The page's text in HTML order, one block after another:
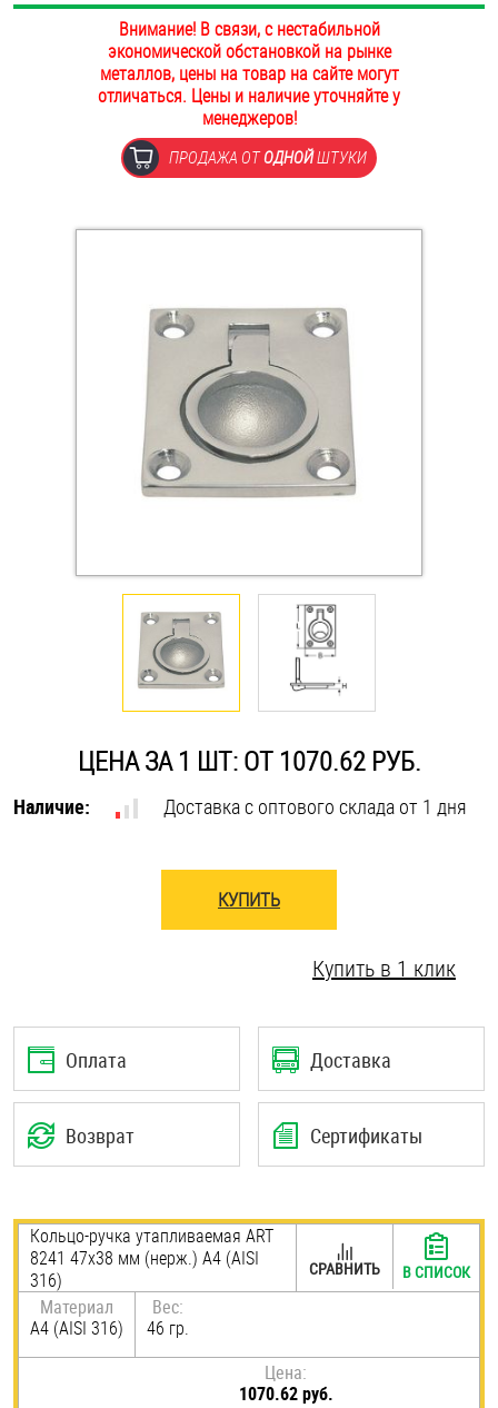
ОПЛАТА И ДОСТАВКА
НАШИ МАГАЗИНЫ
Инструмент
Крюки, кольца с метрической резьбой
Крюки, кольца с шурупной резьбой
Саморезы и шурупы
Стопорные кольца
Такелаж
Шплинты
Штифты и пальцы
Внимание! В связи, с нестабильной
экономической обстановкой на рынке
металлов, цены на товар на сайте могут
отличаться. Цены и наличие уточняйте у
менеджеров!
ПРОДАЖА ОТОДНОЙШТУКИ
ЦЕНА ЗА 1 ШТ: ОТ 1070.62 РУБ.
Наличие: Доставка с оптового склада от 1 дня
КУПИТЬ
Купить в 1 клик
Оплата Доставка
Возврат Сертификаты
Кольцо-ручка утапливаемая ART
8241 47х38 мм (нерж.) A4 (AISI
316)
Материал
A4 (AISI 316)
Вес:
46 гр.
Цена:
1070.62 руб.
СРАВНИТЬ В СПИСОК